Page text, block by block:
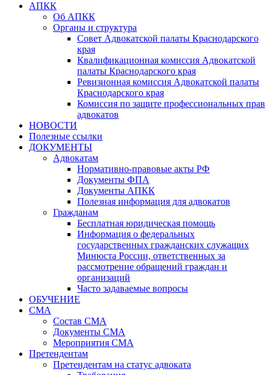
АПКК
Об АПКК
Органы и структура
Совет Адвокатской палаты Краснодарского
края
Квалификационная комиссия Адвокатской
палаты Краснодарского края
Ревизионная комиссия Адвокатской палаты
Краснодарского края
Комиссия по защите профессиональных прав
адвокатов
НОВОСТИ
Полезные ссылки
ДОКУМЕНТЫ
Адвокатам
Нормативно-правовые акты РФ
Документы ФПА
Документы АПКК
Полезная информация для адвокатов
Гражданам
Бесплатная юридическая помощь
Информация о федеральных
государственных гражданских служащих
Минюста России, ответственных за
рассмотрение обращений граждан и
организаций
Часто задаваемые вопросы
ОБУЧЕНИЕ
СМА
Состав СМА
Документы СМА
Мероприятия СМА
Претендентам
Претендентам на статус адвоката